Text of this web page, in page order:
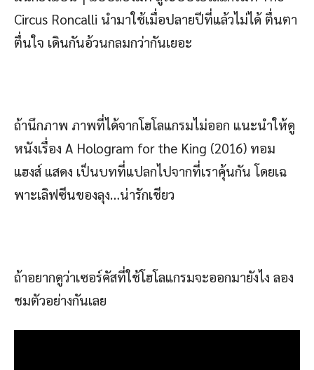
Circus Roncalli นำมาใช้เมื่อปลายปีที่แล้วไม่ได้ ตื่นตา
ตื่นใจ เดินกันอ้วนกลมกว่ากันเยอะ
ถ้านึกภาพ ภาพที่ได้จากโฮโลแกรมไม่ออก แนะนำให้ดู
หนังเรื่อง A Hologram for the King (2016) ทอม
แฮงส์ แสดง เป็นบทที่แปลกไปจากที่เราคุ้นกัน โดยเฉ
พาะเลิฟซีนของลุง…น่ารักเชียว
ถ้าอยากดูว่าเซอร์คัสที่ใช้โฮโลแกรมจะออกมายังไง ลอง
ชมตัวอย่างกันเลย